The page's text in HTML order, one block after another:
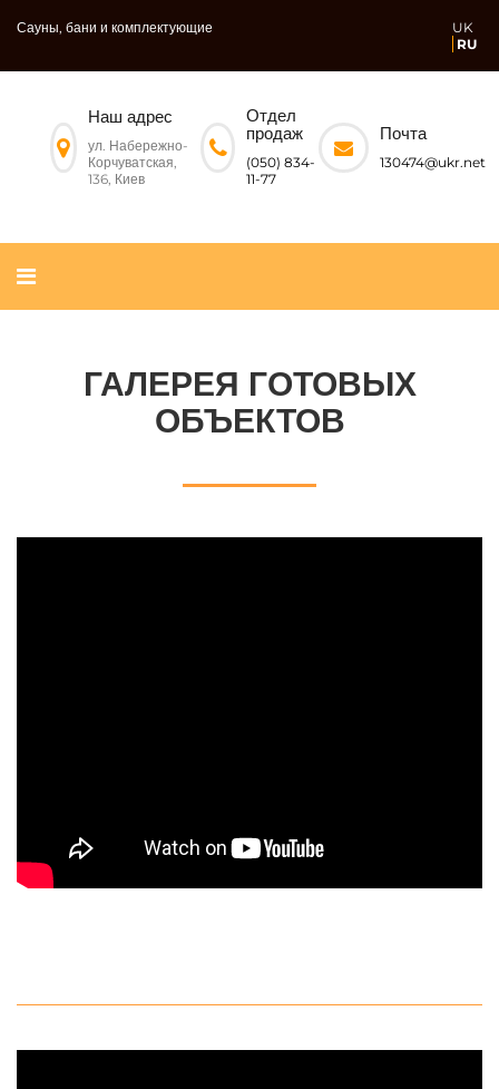
Сауны, бани и комплектующие
UK
RU
Наш адрес
ул. Набережно-
Корчуватская,
136, Киев
Отдел
продаж
(050) 834-
11-77
Почта
130474@ukr.net
ГАЛЕРЕЯ ГОТОВЫХ
ОБЪЕКТОВ